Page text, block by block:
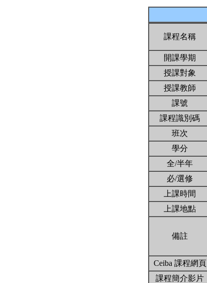
課程名稱
開課學期
授課對象
授課教師
課號
課程識別碼
班次
學分
全/半年
必/選修
上課時間
上課地點
備註
Ceiba 課程網頁
課程簡介影片